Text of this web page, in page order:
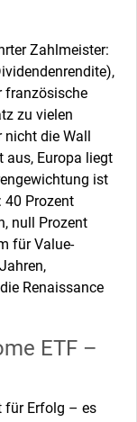
Zahlmeister:
französische
zu vielen
nicht die Wall
aus, Europa liegt
ist
40 Prozent
null Prozent
für Value-
Renaissance
ETF –
für Erfolg – es